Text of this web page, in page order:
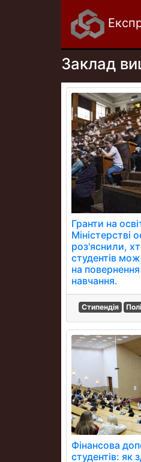
Заклад
Гранти на
Міністерстві
роз'яснили,
студентів
на
навчання.
Стипендія
Фінансова
студентів: як